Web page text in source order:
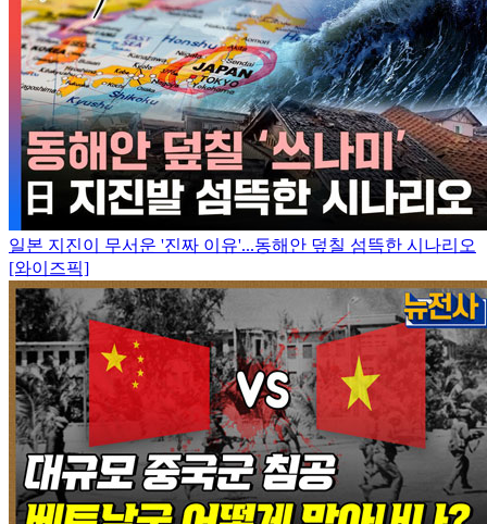
일본 지진이 무서운 '진짜 이유'...동해안 덮칠 섬뜩한 시나리오
[와이즈픽]